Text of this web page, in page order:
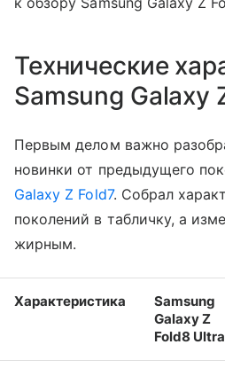
Технические
Samsung Galaxy
Первым делом важно
новинки от предыдущего
Galaxy Z Fold7. Собрал
поколений в табличку, а
жирным.
Характеристика
Samsung
Galaxy Z
Fold8 Ultra